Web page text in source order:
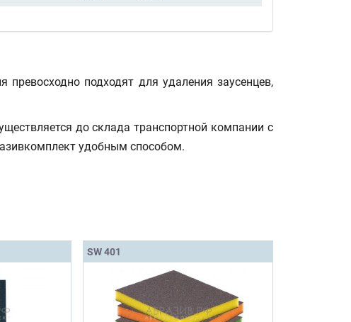
подходят для удаления заусенцев,
до склада транспортной компании с
удобным способом.
SW 401